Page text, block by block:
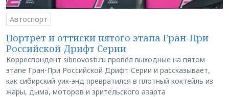
Автоспорт
Портрет и оттиски пятого этапа Гран-При
Российской Дрифт Серии
Корреспондент sibnovosti.ru провёл выходные на пятом
этапе Гран-При Российской Дрифт Серии и рассказывает,
как сибирский уик-энд превратился в плотный коктейль из
жары, дыма, моторов и зрительского азарта